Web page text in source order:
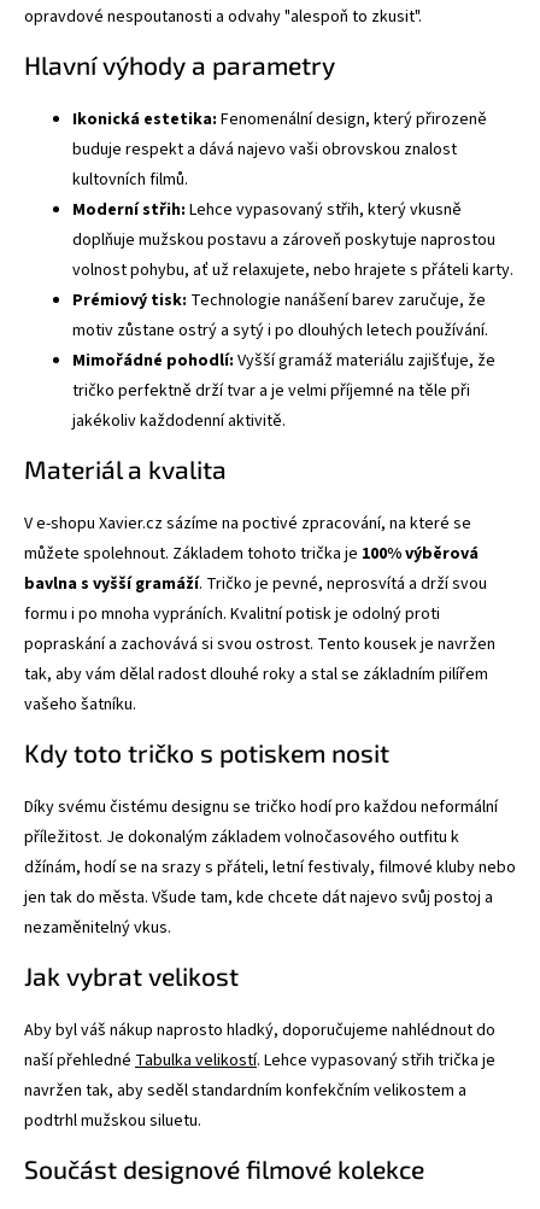
opravdové nespoutanosti a odvahy "alespoň to zkusit".
Hlavní výhody a parametry
Ikonická estetika: Fenomenální design, který přirozeně
buduje respekt a dává najevo vaši obrovskou znalost
kultovních filmů.
Moderní střih: Lehce vypasovaný střih, který vkusně
doplňuje mužskou postavu a zároveň poskytuje naprostou
volnost pohybu, ať už relaxujete, nebo hrajete s přáteli karty.
Prémiový tisk: Technologie nanášení barev zaručuje, že
motiv zůstane ostrý a sytý i po dlouhých letech používání.
Mimořádné pohodlí: Vyšší gramáž materiálu zajišťuje, že
tričko perfektně drží tvar a je velmi příjemné na těle při
jakékoliv každodenní aktivitě.
Materiál a kvalita
V e-shopu Xavier.cz sázíme na poctivé zpracování, na které se
můžete spolehnout. Základem tohoto trička je 100% výběrová
bavlna s vyšší gramáží. Tričko je pevné, neprosvítá a drží svou
formu i po mnoha vypráních. Kvalitní potisk je odolný proti
popraskání a zachovává si svou ostrost. Tento kousek je navržen
tak, aby vám dělal radost dlouhé roky a stal se základním pilířem
vašeho šatníku.
Kdy toto tričko s potiskem nosit
Díky svému čistému designu se tričko hodí pro každou neformální
příležitost. Je dokonalým základem volnočasového outfitu k
džínám, hodí se na srazy s přáteli, letní festivaly, filmové kluby nebo
jen tak do města. Všude tam, kde chcete dát najevo svůj postoj a
nezaměnitelný vkus.
Jak vybrat velikost
Aby byl váš nákup naprosto hladký, doporučujeme nahlédnout do
naší přehledné Tabulka velikostí. Lehce vypasovaný střih trička je
navržen tak, aby seděl standardním konfekčním velikostem a
podtrhl mužskou siluetu.
Součást designové filmové kolekce